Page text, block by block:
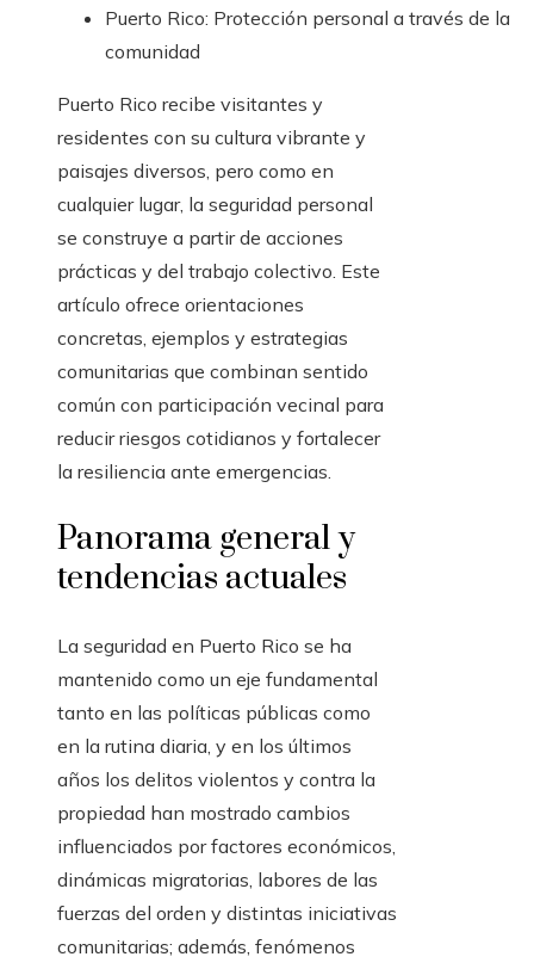
Puerto Rico: Protección personal a través de la
comunidad
Puerto Rico recibe visitantes y
residentes con su cultura vibrante y
paisajes diversos, pero como en
cualquier lugar, la seguridad personal
se construye a partir de acciones
prácticas y del trabajo colectivo. Este
artículo ofrece orientaciones
concretas, ejemplos y estrategias
comunitarias que combinan sentido
común con participación vecinal para
reducir riesgos cotidianos y fortalecer
la resiliencia ante emergencias.
Panorama general y
tendencias actuales
La seguridad en Puerto Rico se ha
mantenido como un eje fundamental
tanto en las políticas públicas como
en la rutina diaria, y en los últimos
años los delitos violentos y contra la
propiedad han mostrado cambios
influenciados por factores económicos,
dinámicas migratorias, labores de las
fuerzas del orden y distintas iniciativas
comunitarias; además, fenómenos